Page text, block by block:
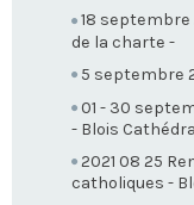
18 septembre
de la charte -
5 septembre
01 - 30
- Blois
2021 08 25
catholiques -